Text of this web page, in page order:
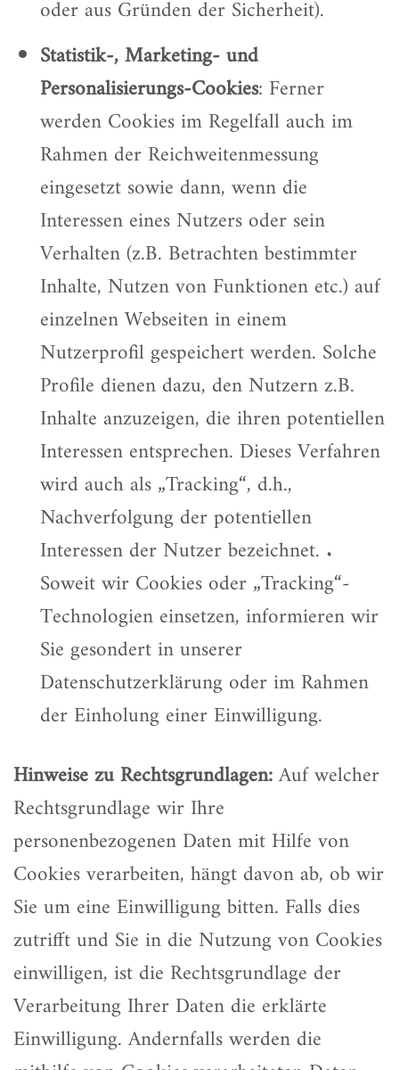
oder aus Gründen der Sicherheit).
Statistik-, Marketing- und
Personalisierungs-Cookies: Ferner
werden Cookies im Regelfall auch im
Rahmen der Reichweitenmessung
eingesetzt sowie dann, wenn die
Interessen eines Nutzers oder sein
Verhalten (z.B. Betrachten bestimmter
Inhalte, Nutzen von Funktionen etc.) auf
einzelnen Webseiten in einem
Nutzerprofil gespeichert werden. Solche
Profile dienen dazu, den Nutzern z.B.
Inhalte anzuzeigen, die ihren potentiellen
Interessen entsprechen. Dieses Verfahren
wird auch als „Tracking“, d.h.,
Nachverfolgung der potentiellen
Interessen der Nutzer bezeichnet. .
Soweit wir Cookies oder „Tracking“-
Technologien einsetzen, informieren wir
Sie gesondert in unserer
Datenschutzerklärung oder im Rahmen
der Einholung einer Einwilligung.
Hinweise zu Rechtsgrundlagen:Auf welcher
Rechtsgrundlage wir Ihre
personenbezogenen Daten mit Hilfe von
Cookies verarbeiten, hängt davon ab, ob wir
Sie um eine Einwilligung bitten. Falls dies
zutrifft und Sie in die Nutzung von Cookies
einwilligen, ist die Rechtsgrundlage der
Verarbeitung Ihrer Daten die erklärte
Einwilligung. Andernfalls werden die